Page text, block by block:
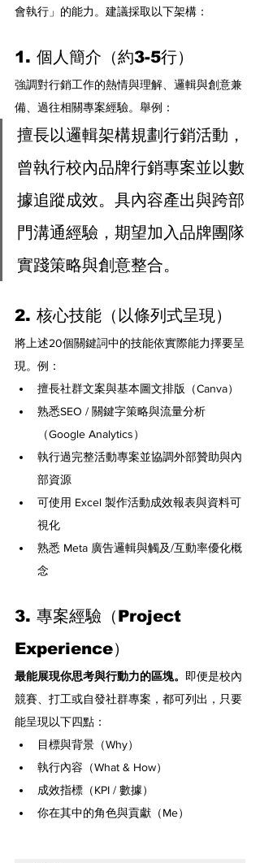
會執行」的能力。建議採取以下架構：
1. 個人簡介（約3-5行）
強調對行銷工作的熱情與理解、邏輯與創意兼
備、過往相關專案經驗。舉例：
擅長以邏輯架構規劃行銷活動，
曾執行校內品牌行銷專案並以數
據追蹤成效。具內容產出與跨部
門溝通經驗，期望加入品牌團隊
實踐策略與創意整合。
2. 核心技能（以條列式呈現）
將上述20個關鍵詞中的技能依實際能力擇要呈
現。例：
擅長社群文案與基本圖文排版（Canva）
熟悉SEO / 關鍵字策略與流量分析
（Google Analytics）
執行過完整活動專案並協調外部贊助與內
部資源
可使用 Excel 製作活動成效報表與資料可
視化
熟悉 Meta 廣告邏輯與觸及/互動率優化概
念
3. 專案經驗（Project
Experience）
最能展現你思考與行動力的區塊。 即便是校內
競賽、打工或自發社群專案，都可列出，只要
能呈現以下四點：
目標與背景（Why）
執行內容（What & How）
成效指標（KPI / 數據）
你在其中的角色與貢獻（Me）